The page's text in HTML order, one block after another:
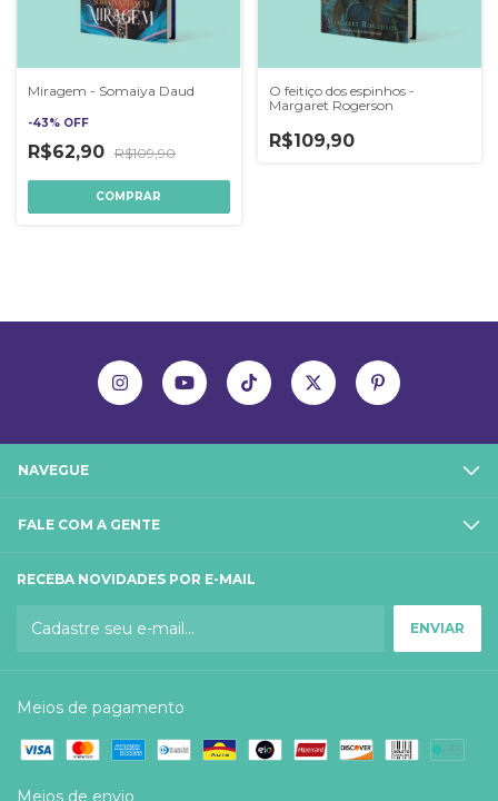
Miragem - Somaiya Daud
-43% OFF
R$62,90 R$109,90
O feitiço dos espinhos -
Margaret Rogerson
R$109,90
NAVEGUE
FALE COM A GENTE
RECEBA NOVIDADES POR E-MAIL
Meios de pagamento
Meios de envio